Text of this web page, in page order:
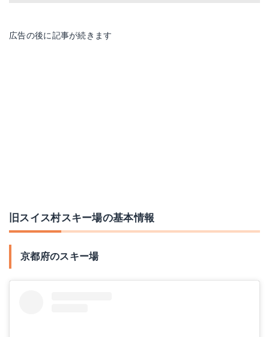
広告の後に記事が続きます
旧スイス村スキー場の基本情報
京都府のスキー場